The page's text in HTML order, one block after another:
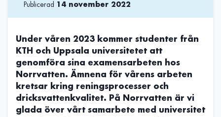
Publicerad 14 november 2022
Under våren 2023 kommer studenter från
KTH och Uppsala universitetet att
genomföra sina examensarbeten hos
Norrvatten. Ämnena för vårens arbeten
kretsar kring reningsprocesser och
dricksvattenkvalitet. På Norrvatten är vi
glada över vårt samarbete med universitet